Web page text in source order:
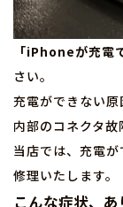
「iPhoneが充電
さい。
充電ができない原
内部のコネクタ故
当店では、充電
修理いたします。
こんな症状、